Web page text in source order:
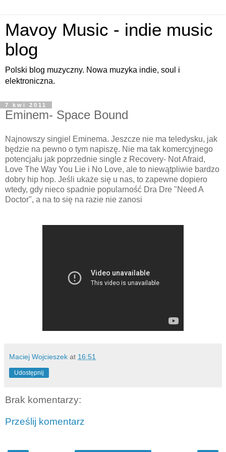
Mavoy Music - indie music
blog
Polski blog muzyczny. Nowa muzyka indie, soul i
elektroniczna.
7 kwi 2011
Eminem- Space Bound
Najnowszy singiel Eminema. Jeszcze nie ma teledysku, jak
będzie na pewno o tym napiszę. Nie ma tak komercyjnego
potencjału jak poprzednie single z Recovery- Not Afraid,
Love The Way You Lie i No Love, ale to niewątpliwie bardzo
dobry hip hop. Jeśli ukaże się u nas, to zapewne dopiero
wtedy, gdy nieco spadnie popularność Dra Dre "Need A
Doctor", a na to się na razie nie zanosi
Maciej Wojcieszek at 16:51
Udostępnij
Brak komentarzy:
Prześlij komentarz